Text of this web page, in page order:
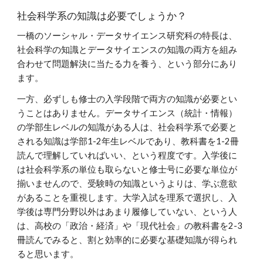
社会科学系の知識は必要でしょうか？
一橋のソーシャル・データサイエンス研究科の特長は、
社会科学の知識とデータサイエンスの知識の両方を組み
合わせて問題解決に当たる力を養う、という部分にあり
ます。
一方、必ずしも修士の入学段階で両方の知識が必要とい
うことはありません。データサイエンス（統計・情報）
の学部生レベルの知識がある人は、社会科学系で必要と
される知識は学部1-2年生レベルであり、教科書を1-2冊
読んで理解していればいい、という程度です。入学後に
は社会科学系の単位も取らないと修士号に必要な単位が
揃いませんので、受験時の知識というよりは、学ぶ意欲
があることを重視します。大学入試を理系で選択し、入
学後は専門分野以外はあまり履修していない、という人
は、高校の「政治・経済」や「現代社会」の教科書を2-3
冊読んでみると、割と効率的に必要な基礎知識が得られ
ると思います。